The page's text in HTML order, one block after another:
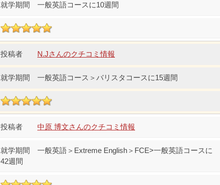
一般英語コースに10週間
N.Jさんのクチコミ情報
一般英語コース＞バリスタコースに15週間
中原 博文さんのクチコミ情報
一般英語＞Extreme English＞FCE>一般英語コースに
42週間